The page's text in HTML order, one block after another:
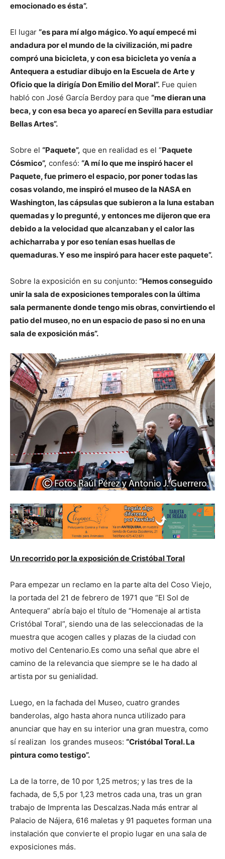
emocionado es ésta”.
El lugar “es para mí algo mágico. Yo aquí empecé mi
andadura por el mundo de la civilización, mi padre
compró una bicicleta, y con esa bicicleta yo venía a
Antequera a estudiar dibujo en la Escuela de Arte y
Oficio que la dirigía Don Emilio del Moral”. Fue quien
habló con José García Berdoy para que “me dieran una
beca, y con esa beca yo aparecí en Sevilla para estudiar
Bellas Artes”.
Sobre el “Paquete”, que en realidad es el “Paquete
Cósmico”, confesó: “A mí lo que me inspiró hacer el
Paquete, fue primero el espacio, por poner todas las
cosas volando, me inspiró el museo de la NASA en
Washington, las cápsulas que subieron a la luna estaban
quemadas y lo pregunté, y entonces me dijeron que era
debido a la velocidad que alcanzaban y el calor las
achicharraba y por eso tenían esas huellas de
quemaduras. Y eso me inspiró para hacer este paquete”.
Sobre la exposición en su conjunto: “Hemos conseguido
unir la sala de exposiciones temporales con la última
sala permanente donde tengo mis obras, convirtiendo el
patio del museo, no en un espacio de paso si no en una
sala de exposición más”.
Un recorrido por la exposición de Cristóbal Toral
Para empezar un reclamo en la parte alta del Coso Viejo,
la portada del 21 de febrero de 1971 que “El Sol de
Antequera” abría bajo el título de “Homenaje al artista
Cristóbal Toral”, siendo una de las seleccionadas de la
muestra que acogen calles y plazas de la ciudad con
motivo del Centenario.Es como una señal que abre el
camino de la relevancia que siempre se le ha dado al
artista por su genialidad.
Luego, en la fachada del Museo, cuatro grandes
banderolas, algo hasta ahora nunca utilizado para
anunciar que hay en su interior una gran muestra, como
sí realizan los grandes museos: “Cristóbal Toral. La
pintura como testigo”.
La de la torre, de 10 por 1,25 metros; y las tres de la
fachada, de 5,5 por 1,23 metros cada una, tras un gran
trabajo de Imprenta las Descalzas.Nada más entrar al
Palacio de Nájera, 616 maletas y 91 paquetes forman una
instalación que convierte el propio lugar en una sala de
exposiciones más.